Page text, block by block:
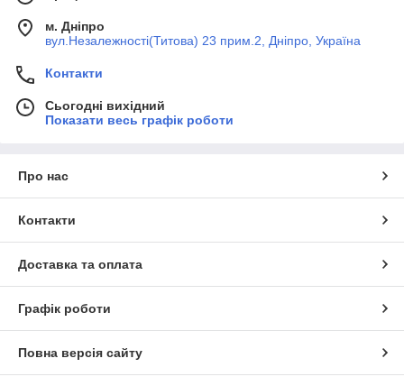
м. Дніпро
вул.Незалежності(Титова) 23 прим.2, Дніпро, Україна
Контакти
Сьогодні вихідний
Показати весь графік роботи
Про нас
Контакти
Доставка та оплата
Графік роботи
Повна версія сайту